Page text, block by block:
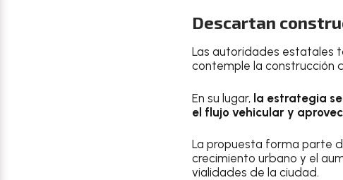
Descartan
Las autoridades estatales
contemple la construcción
En su lugar, la estrategia
el flujo vehicular y
La propuesta forma parte
crecimiento urbano y el
vialidades de la ciudad.